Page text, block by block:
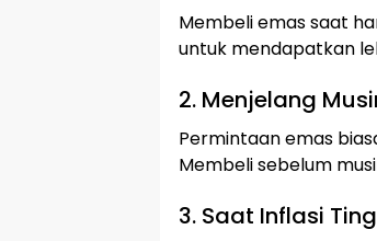
Membeli emas saat
untuk mendapatkan
2. Menjelang
Permintaan emas
Membeli sebelum
3. Saat Inflasi